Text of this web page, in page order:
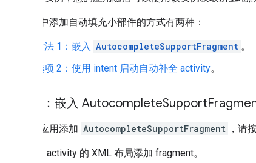
向应用中添加自动填充小部件的方式有两种：
方法 1：嵌入 AutocompleteSupportFragment 。
选项 2：使用 intent 启动自动补全 activity。
方法 1：嵌入 AutocompleteSupport
如需向应用添加 AutocompleteSupportFragment ，请
向 activity 的 XML 布局添加 fragment。